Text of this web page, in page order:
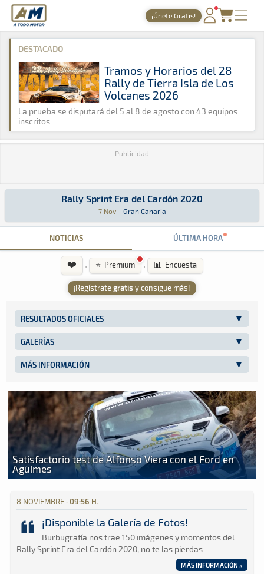
A Todo Motor · Revista del motor desde 1999
¡Únete Gratis!
PORTADA
TIEMPOS ONLINE
NOTICIAS
AGENDA
GALERÍAS
A Todo Motor » Agenda » 2020 » Noviembre
DESTACADO
Tramos y Horarios del 28
Rally de Tierra Isla de Los
Volcanes 2026
La prueba se disputará del 5 al 8 de agosto con 43 equipos
inscritos
Publicidad
Rally Sprint Era del Cardón 2020
Rally Sprint Era del Cardón 2020
7 Nov · Gran Canaria
Rally Sprint · Rally Sprint Era del Cardón 2020: Aquí podrás
Gran Canaria
NOTICIAS ÚLTIMA HORA
❤️ · ⭐ Premium · 📊 Encuesta
¡Regístrategratis y consigue más!
RESULTADOS OFICIALES
GALERÍAS
MÁS INFORMACIÓN
Satisfactorio test de Alfonso Viera con el Ford en
Agüimes
8 NOVIEMBRE · 09:56 H.
¡Disponible la Galería de Fotos!
Burbugrafía nos trae 150 imágenes y momentos del
Rally Sprint Era del Cardón 2020, no te las pierdas
MÁS INFORMACIÓN »